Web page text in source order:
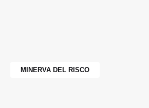
MINERVA DEL RISCO